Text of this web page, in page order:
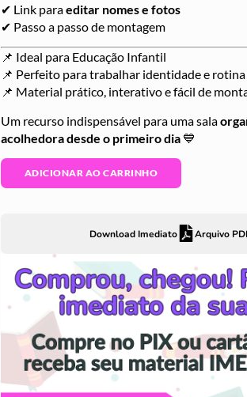
✔ Link paraeditar nomes e fotos
✔ Passo a passo de montagem
📌 Ideal para Educação Infantil
📌 Perfeito para trabalhar identidade e rotina
📌 Material prático, interativo e fácil de
Um recurso indispensável para uma sala
acolhedora desde o primeiro dia💙
ADICIONAR AO CARRINHO
Download Imediato Arquivo